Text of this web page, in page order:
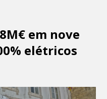
em nove
elétricos